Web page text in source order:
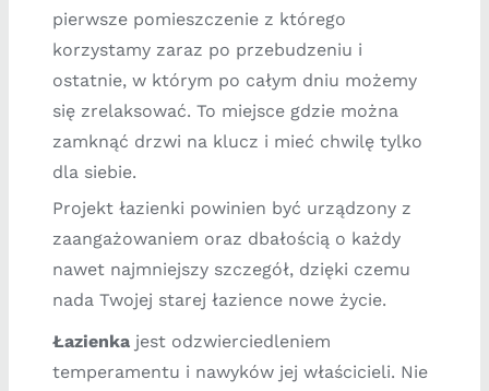
pierwsze pomieszczenie z którego
korzystamy zaraz po przebudzeniu i
ostatnie, w którym po całym dniu możemy
się zrelaksować. To miejsce gdzie można
zamknąć drzwi na klucz i mieć chwilę tylko
dla siebie.
Projekt łazienki powinien być urządzony z
zaangażowaniem oraz dbałością o każdy
nawet najmniejszy szczegół, dzięki czemu
nada Twojej starej łazience nowe życie.
Łazienkajest odzwierciedleniem
temperamentu i nawyków jej właścicieli. Nie